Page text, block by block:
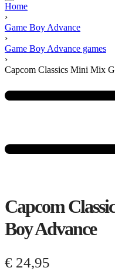
Home
›
Game Boy Advance
›
Game Boy Advance games
›
Capcom Classics Mini Mix
Capcom
Boy Advance
€ 24,95